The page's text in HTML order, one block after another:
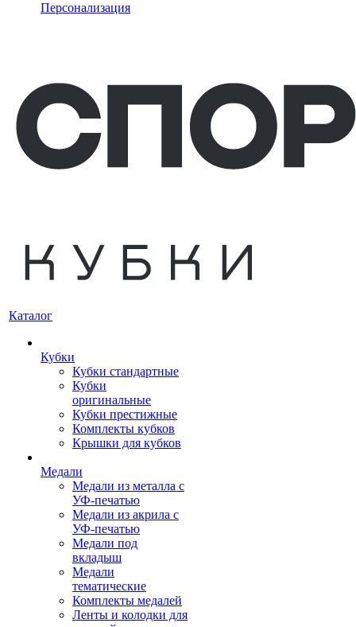
Персонализация
Каталог
Кубки
Кубки стандартные
Кубки
оригинальные
Кубки престижные
Комплекты кубков
Крышки для кубков
Медали
Медали из металла с
УФ-печатью
Медали из акрила с
УФ-печатью
Медали под
вкладыш
Медали
тематические
Комплекты медалей
Ленты и колодки для